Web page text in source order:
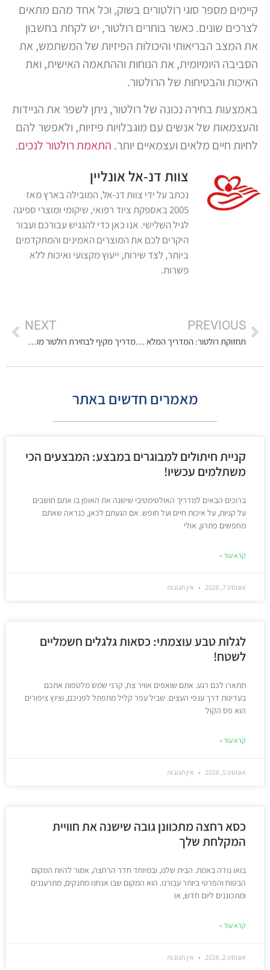
קיימים מספר סוגי רולטורים בשוק, וכל אחד מהם מתאים
לצרכים שונים. כאשר בוחרים רולטור, יש לקחת בחשבון
את המצב הבריאותי והיכולות הפיזיות של המשתמש, את
הסביבה היומיומית, את הנוחות וההתאמה האישית, ואת
האיכות והבטיחות של הרולטור.
באמצעות בחירה נכונה של רולטור, ניתן לשפר את הניידות
והעצמאות של אנשים עם מוגבלויות פיזיות, ולאפשר להם
לחיות חיים מלאים ועצמאיים יותר.התאמת רולטור לנכים.
צוות דנ-אל אונליין
נכתב על ידי צוות דנ-אל, המובילה בארץ מאז
2005 באספקת ציוד רפואי, שיקומי ומוצרי ספיגה
לגיל השלישי. אנו כאן כדי להנגיש עבורכם ועבור
היקרים לכם את המוצרים האמינים והמתקדמים
ביותר, לצד שירות, ייעוץ מקצועי ואיכות ללא
פשרות.
PREVIOUS
תחזוקת רולטור: המדריך המלא לשמירה על אורך חיים מקסימלי
NEXT
מדריך מקיף לבחירת רולטור מושלם לפעילות יומיומית
מאמרים חדשים באתר
קניית חיתולים למבוגרים במבצע: המבצעים הכי
משתלמים עכשיו!
ברוכים הבאים למדריך האולטימטיבי שישנה את האופן בו אתם חושבים
על קניות, על איכות חיים ועל חופש. אם הגעתם לכאן, כנראה שאתם
מחפשים פתרון, אולי
קרא עוד »
אוגוסט 7, 2026 אין תגובות
לגלות טבע עוצמתי: כסאות גלגלים חשמליים
לשטח!
תתארו לכם רגע. אתם שואפים אוויר צח, קרני שמש מלטפות אתכם
בעדינות דרך ענפי העצים. שביל עפר קליל מתפתל לפניכם, וציוץ ציפורים
הוא פס הקול
קרא עוד »
אוגוסט 5, 2026 אין תגובות
כסא רחצה מתכוונן גובה שישנה את חוויית
המקלחת שלך
בואו נודה באמת. הבית שלנו, ובמיוחד חדר הרחצה, אמור להיות המקום
הבטוח והפרטי ביותר עבורנו. הוא המקום שבו אנחנו מתנקים, מתרעננים
ומתכוננים ליום חדש, או
קרא עוד »
אוגוסט 2, 2026 אין תגובות